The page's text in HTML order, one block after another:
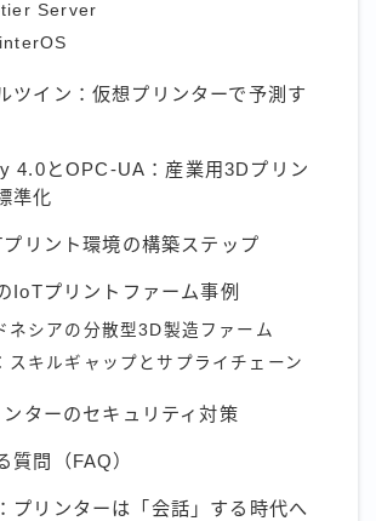
Server
ツイン：仮想プリンターで予測す
4.0とOPC-UA：産業用3Dプリン
準化
リント環境の構築ステップ
IoTプリントファーム事例
ネシアの分散型3D製造ファーム
スキルギャップとサプライチェーン
ターのセキュリティ対策
質問（FAQ）
プリンターは「会話」する時代へ